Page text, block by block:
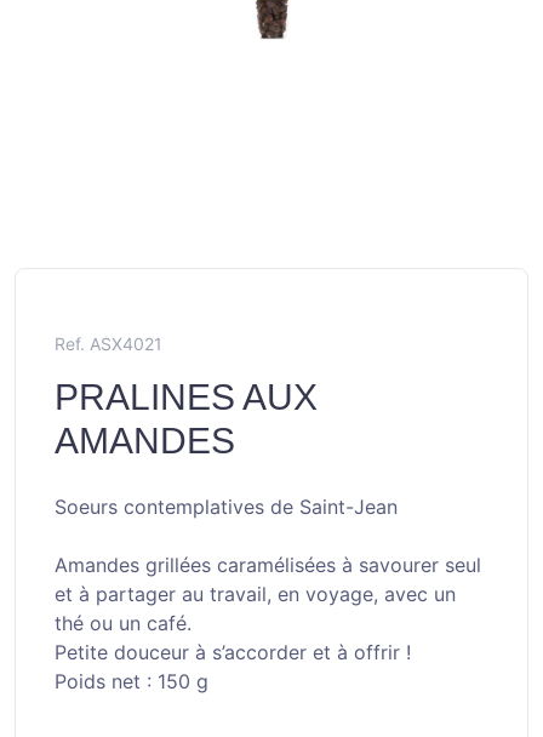
Ref. ASX4021
PRALINES AUX
AMANDES
Soeurs contemplatives de Saint-Jean
Amandes grillées caramélisées à savourer seul
et à partager au travail, en voyage, avec un
thé ou un café.
Petite douceur à s’accorder et à offrir !
Poids net : 150 g